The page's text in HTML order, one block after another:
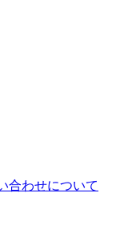
合わせについて